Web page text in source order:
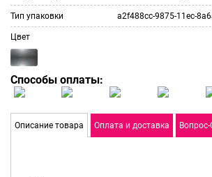
Тип упаковки a2f488cc-9875-11ec-
Цвет
Способы оплаты:
Описание товара Оплата и доставка Вопрос-